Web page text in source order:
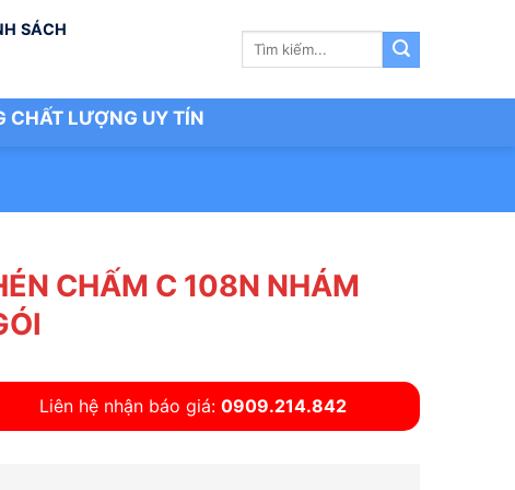
SÁCH
Tìm
CHẤT LƯỢNG UY TÍN
CHẤM C 108N NHÁM
Liên hệ nhận báo giá: 0909.214.842